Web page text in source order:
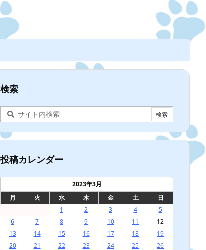
検索
投稿カレンダー
2023年3月
月
火 水 木 金 土
日
1
2 3 4
5
6
7 8 9 10 11
12
13
14 15 16 17 18
19
20
21 22 23 24 25
26